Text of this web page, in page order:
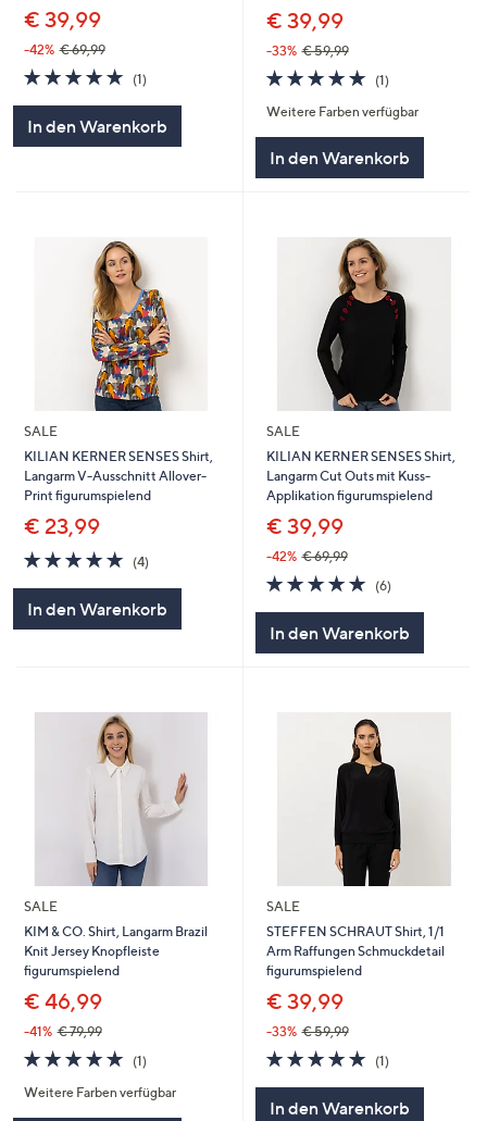
€ 39,99
-42% € 69,99
5.0
von
(1)1
In den Warenkorb
€ 39,99
-33% € 59,99
5.0
von
5
(1)1
Weitere Farben verfügbar
In den Warenkorb
SALE
KILIAN KERNER SENSES Shirt,
Langarm V-Ausschnitt Allover-
Print figurumspielend
€ 23,99
5.0
von
5
(4)
In den Warenkorb
SALE
KILIAN KERNER SENSES Shirt,
Langarm Cut Outs mit Kuss-
Applikation figurumspielend
€ 39,99
-42% € 69,99
5.0
von
(6)6
In den Warenkorb
SALE
KIM & CO. Shirt, Langarm Brazil
Knit Jersey Knopfleiste
figurumspielend
€ 46,99
-41% € 79,99
5.0
von
5
(1)
Weitere Farben verfügbar
SALE
STEFFEN SCHRAUT Shirt, 1/1
Arm Raffungen Schmuckdetail
figurumspielend
€ 39,99
-33% € 59,99
5.0
von
(1)1
In den Warenkorb